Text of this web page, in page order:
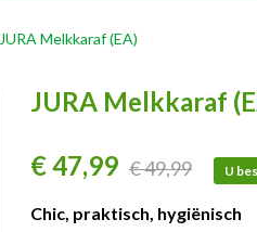
JURA Melkkaraf (EA)
JURA Melkkaraf
€ 47,99 € 49,99 U
Chic, praktisch, hygiënisch